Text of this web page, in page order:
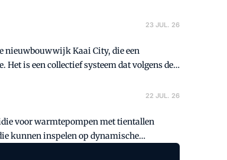
23 JUL. 26
nieuwbouwwijk Kaai City, die een
is een collectief systeem dat volgens de
22 JUL. 26
voor warmtepompen met tientallen
kunnen inspelen op dynamische